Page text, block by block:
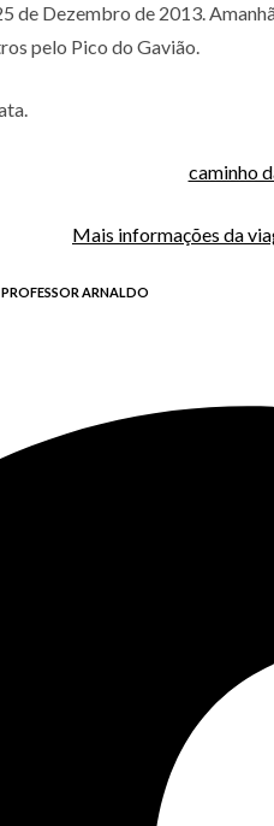
de Dezembro de 2013.
pelo Pico do Gavião.
Mais informações da
PROFESSOR ARNALDO